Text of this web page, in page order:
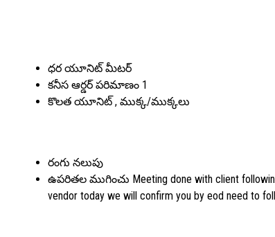
ధర యూనిట్ మీటర్
కనీస ఆర్డర్ పరిమాణం 1
కొలత యూనిట్ , ముక్క/ముక్కలు
రంగు నలుపు
ఉపరితల ముగించు Meeting done with client
vendor today we will confirm you by eod need to